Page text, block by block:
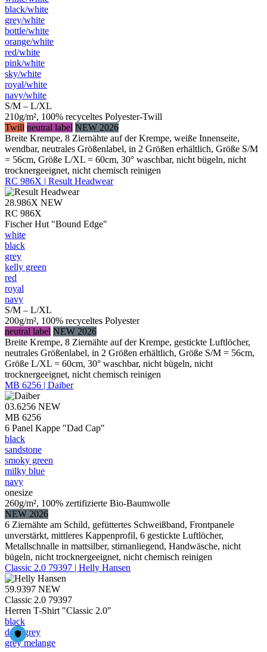
black/​white
grey/​white
bottle/​white
orange/​white
red/​white
pink/​white
sky/​white
royal/​white
navy/​white
S/M – L/XL
210g/m², 100% recyceltes Polyester-Twill
Twill neutral label NEW 2026
Breite Krempe, 8 Ziernähte auf der Krempe, weiße Innenseite,
wendbar, neutrales Größenlabel, in 2 Größen erhältlich, Größe S/M
= 56cm, Größe L/XL = 60cm, 30° waschbar, nicht bügeln, nicht
trocknergeeignet, nicht chemisch reinigen
RC 986X | Result Headwear
28.986X NEW
RC 986X
Fischer Hut "Bound Edge"
white
black
grey
kelly green
red
royal
navy
S/M – L/XL
200g/m², 100% recyceltes Polyester
neutral label NEW 2026
Breite Krempe, 8 Ziernähte auf der Krempe, gestickte Luftlöcher,
neutrales Größenlabel, in 2 Größen erhältlich, Größe S/M = 56cm,
Größe L/XL = 60cm, 30° waschbar, nicht bügeln, nicht
trocknergeeignet, nicht chemisch reinigen
MB 6256 | Daiber
03.6256 NEW
MB 6256
6 Panel Kappe "Dad Cap"
black
sandstone
smoky green
milky blue
navy
onesize
260g/m², 100% zertifizierte Bio-Baumwolle
NEW 2026
6 Ziernähte am Schild, gefüttertes Schweißband, Frontpanele
unverstärkt, mittleres Kappenprofil, 6 gestickte Luftlöcher,
Metallschnalle in mattsilber, stirnanliegend, Handwäsche, nicht
bügeln, nicht trocknergeeignet, nicht chemisch reinigen
Classic 2.0 79397 | Helly Hansen
59.9397 NEW
Classic 2.0 79397
Herren T-Shirt "Classic 2.0"
black
dark grey
grey melange